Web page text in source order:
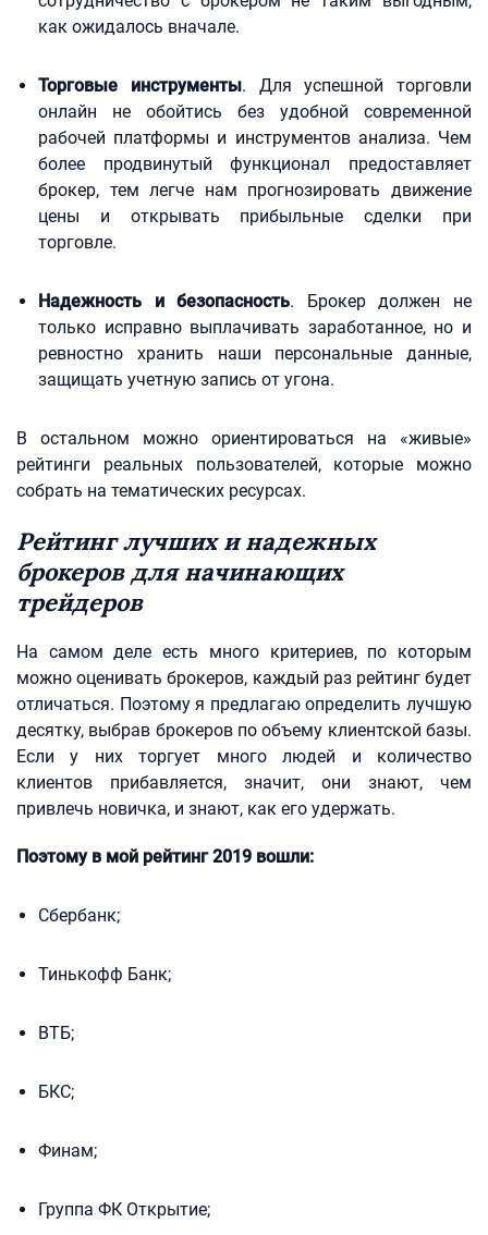
как ожидалось вначале.
Торговые инструменты. Для успешной торговли
онлайн не обойтись без удобной современной
рабочей платформы и инструментов анализа. Чем
более продвинутый функционал предоставляет
брокер, тем легче нам прогнозировать движение
цены и открывать прибыльные сделки при
торговле.
Надежность и безопасность. Брокер должен не
только исправно выплачивать заработанное, но и
ревностно хранить наши персональные данные,
защищать учетную запись от угона.
В остальном можно ориентироваться на «живые»
рейтинги реальных пользователей, которые можно
собрать на тематических ресурсах.
Рейтинг лучших и надежных
брокеров для начинающих
трейдеров
На самом деле есть много критериев, по которым
можно оценивать брокеров, каждый раз рейтинг будет
отличаться. Поэтому я предлагаю определить лучшую
десятку, выбрав брокеров по объему клиентской базы.
Если у них торгует много людей и количество
клиентов прибавляется, значит, они знают, чем
привлечь новичка, и знают, как его удержать.
Поэтому в мой рейтинг 2019 вошли:
Сбербанк;
Тинькофф Банк;
ВТБ;
БКС;
Финам;
Группа ФК Открытие;